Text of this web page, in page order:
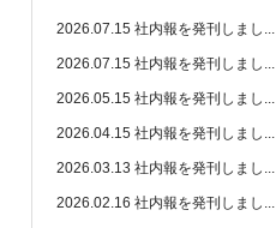
2026.07.15 社内報を発刊しまし...
2026.07.15 社内報を発刊しまし...
2026.05.15 社内報を発刊しまし...
2026.04.15 社内報を発刊しまし...
2026.03.13 社内報を発刊しまし...
2026.02.16 社内報を発刊しまし...